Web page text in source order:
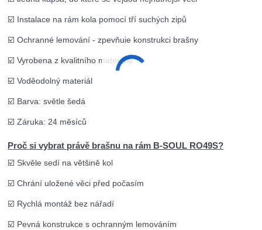
☑️ Instalace na rám kola pomocí tří suchých zipů
☑️ Ochranné lemování - zpevňuje konstrukci brašny
☑️ Vyrobena z kvalitního materiálu
☑️ Voděodolný materiál
☑️ Barva: světle šedá
☑️ Záruka: 24 měsíců
Proč si vybrat právě brašnu na rám B-SOUL RO49S?
☑️ Skvěle sedí na většině kol
☑️ Chrání uložené věci před počasím
☑️ Rychlá montáž bez nářadí
☑️ Pevná konstrukce s ochranným lemováním